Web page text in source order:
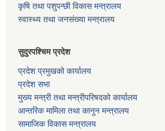
कृषि तथा पशुपन्छी विकास मन्त्रालय
स्वास्थ्य तथा जनसंख्या मन्त्रालय
सुदुरपश्चिम प्रदेश
प्रदेश प्रमुखको कार्यालय
प्रदेश सभा
मुख्य मन्त्री तथा मन्त्रीपरिषदको कार्यालय
आन्तरिक मामिला तथा कानुन मन्त्रालय
सामाजिक विकास मन्त्रालय